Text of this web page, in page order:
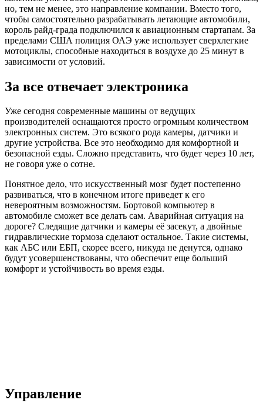
но, тем не менее, это направление компании. Вместо того,
чтобы самостоятельно разрабатывать летающие автомобили,
король райд-града подключился к авиационным стартапам. За
пределами США полиция ОАЭ уже использует сверхлегкие
мотоциклы, способные находиться в воздухе до 25 минут в
зависимости от условий.
За все отвечает электроника
Уже сегодня современные машины от ведущих
производителей оснащаются просто огромным количеством
электронных систем. Это всякого рода камеры, датчики и
другие устройства. Все это необходимо для комфортной и
безопасной езды. Сложно представить, что будет через 10 лет,
не говоря уже о сотне.
Понятное дело, что искусственный мозг будет постепенно
развиваться, что в конечном итоге приведет к его
невероятным возможностям. Бортовой компьютер в
автомобиле сможет все делать сам. Аварийная ситуация на
дороге? Следящие датчики и камеры её засекут, а двойные
гидравлические тормоза сделают остальное. Такие системы,
как АБС или ЕБП, скорее всего, никуда не денутся, однако
будут усовершенствованы, что обеспечит еще больший
комфорт и устойчивость во время езды.
Управление